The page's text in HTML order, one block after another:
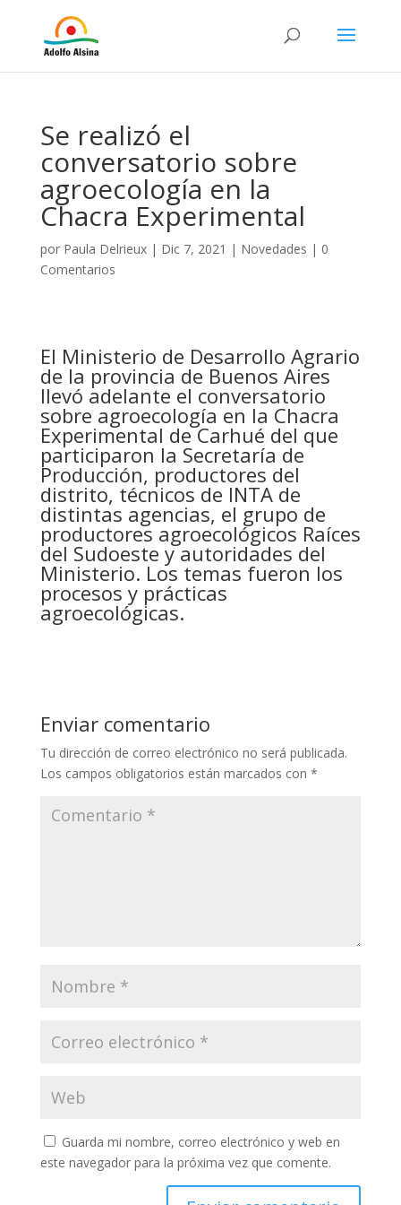
Se realizó el
conversatorio sobre
agroecología en la
Chacra Experimental
por Paula Delrieux| Dic 7, 2021 | Novedades | 0
Comentarios
El Ministerio de Desarrollo Agrario
de la provincia de Buenos Aires
llevó adelante el conversatorio
sobre agroecología en la Chacra
Experimental de Carhué del que
participaron la Secretaría de
Producción, productores del
distrito, técnicos de INTA de
distintas agencias, el grupo de
productores agroecológicos Raíces
del Sudoeste y autoridades del
Ministerio. Los temas fueron los
procesos y prácticas
agroecológicas.
Enviar comentario
Tu dirección de correo electrónico no será publicada.
Los campos obligatorios están marcados con *
Guarda mi nombre, correo electrónico y web en
este navegador para la próxima vez que comente.